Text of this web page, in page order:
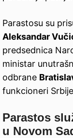
Parastosu su
Aleksandar
predsednica
ministar
odbrane
funkcioneri
Parastos
u Novom